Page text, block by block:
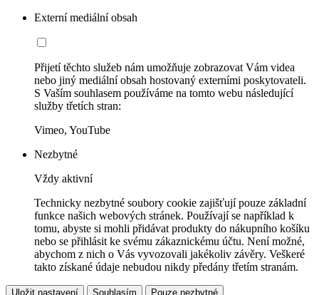
Externí mediální obsah
Přijetí těchto služeb nám umožňuje zobrazovat Vám videa
nebo jiný mediální obsah hostovaný externími poskytovateli.
S Vaším souhlasem používáme na tomto webu následující
služby třetích stran:
Vimeo, YouTube
Nezbytné
Vždy aktivní
Technicky nezbytné soubory cookie zajišťují pouze základní
funkce našich webových stránek. Používají se například k
tomu, abyste si mohli přidávat produkty do nákupního košíku
nebo se přihlásit ke svému zákaznickému účtu. Není možné,
abychom z nich o Vás vyvozovali jakékoliv závěry. Veškeré
takto získané údaje nebudou nikdy předány třetím stranám.
Uložit nastavení Souhlasím Pouze nezbytné